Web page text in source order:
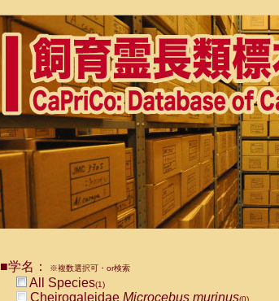
■学名： ※複数選択可・or検索
All Species(1)
Cheirogaleidae Microcebus murinus(0)